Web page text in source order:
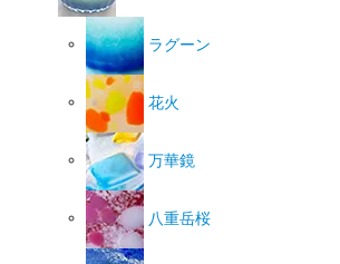
ラグーン
花火
万華鏡
八重岳桜